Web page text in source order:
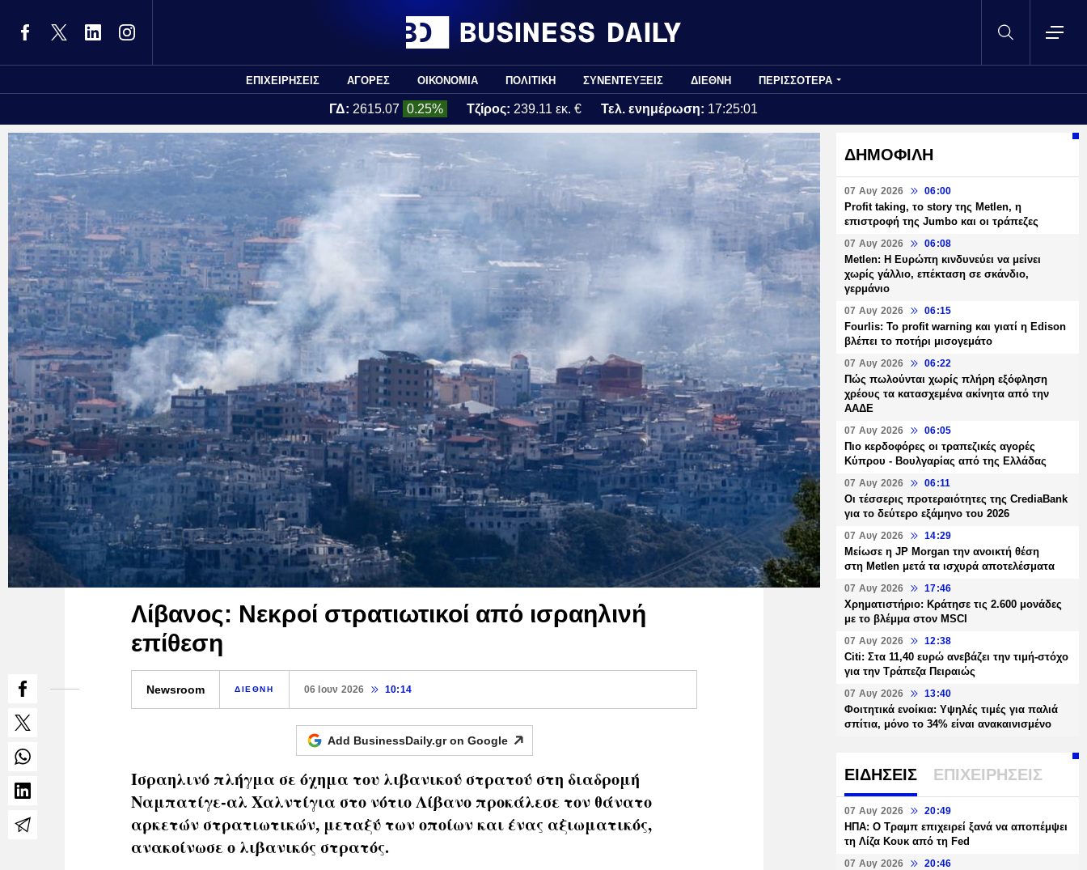
ΕΠΙΧΕΙΡΗΣΕΙΣ ΑΓΟΡΕΣ ΟΙΚΟΝΟΜΙΑ ΠΟΛΙΤΙΚΗ ΣΥΝΕΝΤΕΥΞΕΙΣ ΔΙΕΘΝΗ ΠΕΡΙΣΣΟΤΕΡΑ
ΓΔ: 2615.07 0.25% Τζίρος: 239.11 εκ. € Τελ. ενημέρωση: 17:25:01
Λίβανος: Νεκροί στρατιωτικοί από ισραηλινή
επίθεση
Newsroom ΔΙΕΘΝΗ 06 Ιουν 2026 10:14
Add BusinessDaily.gr on Google
Ισραηλινό πλήγμα σε όχημα του λιβανικού στρατού στη διαδρομή
Ναμπατίγε-αλ Χαλντίγια στο νότιο Λίβανο προκάλεσε τον θάνατο
αρκετών στρατιωτικών, μεταξύ των οποίων και ένας αξιωματικός,
ανακοίνωσε ο λιβανικός στρατός.
ΔΗΜΟΦΙΛΗ
07 Αυγ 2026 06:00
Profit taking, το story της Metlen, η
επιστροφή της Jumbo και οι τράπεζες
07 Αυγ 2026 06:08
Metlen: Η Ευρώπη κινδυνεύει να μείνει
χωρίς γάλλιο, επέκταση σε σκάνδιο,
γερμάνιο
07 Αυγ 2026 06:15
Fourlis: Το profit warning και γιατί η Edison
βλέπει το ποτήρι μισογεμάτο
07 Αυγ 2026 06:22
Πώς πωλούνται χωρίς πλήρη εξόφληση
χρέους τα κατασχεμένα ακίνητα από την
ΑΑΔΕ
07 Αυγ 2026 06:05
Πιο κερδοφόρες οι τραπεζικές αγορές
Κύπρου - Βουλγαρίας από της Ελλάδας
07 Αυγ 2026 06:11
Οι τέσσερις προτεραιότητες της CrediaBank
για το δεύτερο εξάμηνο του 2026
07 Αυγ 2026 14:29
Μείωσε η JP Morgan την ανοικτή θέση
στη Metlen μετά τα ισχυρά αποτελέσματα
07 Αυγ 2026 17:46
Χρηματιστήριο: Κράτησε τις 2.600 μονάδες
με το βλέμμα στον MSCI
07 Αυγ 2026 12:38
Citi: Στα 11,40 ευρώ ανεβάζει την τιμή-στόχο
για την Τράπεζα Πειραιώς
07 Αυγ 2026 13:40
Φοιτητικά ενοίκια: Υψηλές τιμές για παλιά
σπίτια, μόνο το 34% είναι ανακαινισμένο
ΕΙΔΗΣΕΙΣ ΕΠΙΧΕΙΡΗΣΕΙΣ
07 Αυγ 2026 20:49
ΗΠΑ: Ο Τραμπ επιχειρεί ξανά να αποπέμψει
τη Λίζα Κουκ από τη Fed
07 Αυγ 2026 20:46